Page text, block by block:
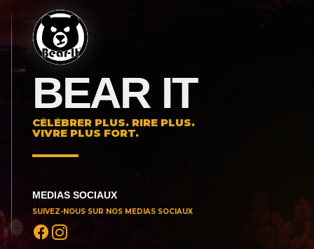
BEAR IT
CÉLÉBRER PLUS. RIRE PLUS.
VIVRE PLUS FORT.
MEDIAS SOCIAUX
SUIVEZ-NOUS SUR NOS MEDIAS SOCIAUX